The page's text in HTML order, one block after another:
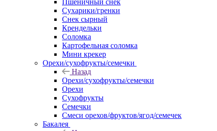
Пшеничный снек
Сухарики/гренки
Снек сырный
Крендельки
Соломка
Картофельная соломка
Мини крекер
Орехи/сухофрукты/семечки
Назад
Орехи/сухофрукты/семечки
Орехи
Сухофрукты
Семечки
Смеси орехов/фруктов/ягод/семечек
Бакалея